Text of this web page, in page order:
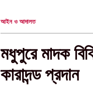
আইন ও আদালত
মধুপুরে মাদক
কারাদন্ড প্রদান